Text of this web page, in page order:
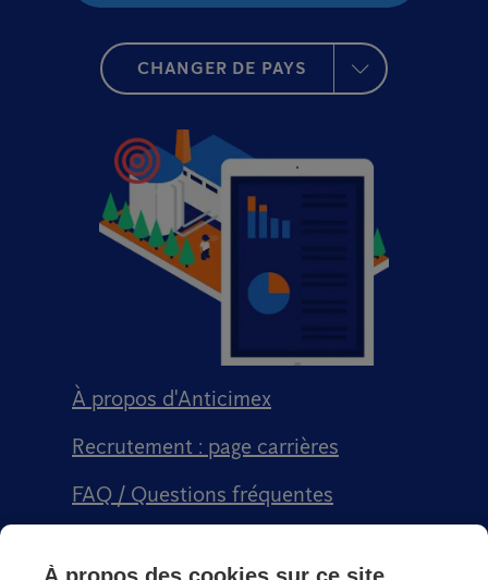
CHANGER DE PAYS
À propos d'Anticimex
Recrutement : page carrières
FAQ / Questions fréquentes